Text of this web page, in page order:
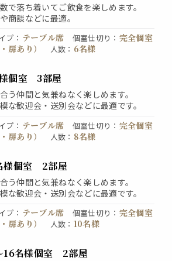
で落ち着いてご飲食を楽しめます。
商談などに最適。
プ ： テーブル席 個室仕切り ： 完全個室
扉あり）
人数 ： 6名様
様個室 3部屋
う仲間と気兼ねなく楽しめます。
な歓迎会・送別会などに最適です。
プ ： テーブル席 個室仕切り ： 完全個室
扉あり）
人数 ： 8名様
様個室 2部屋
う仲間と気兼ねなく楽しめます。
な歓迎会・送別会などに最適です。
プ ： テーブル席 個室仕切り ： 完全個室
扉あり）
人数 ： 10名様
16名様個室 2部屋